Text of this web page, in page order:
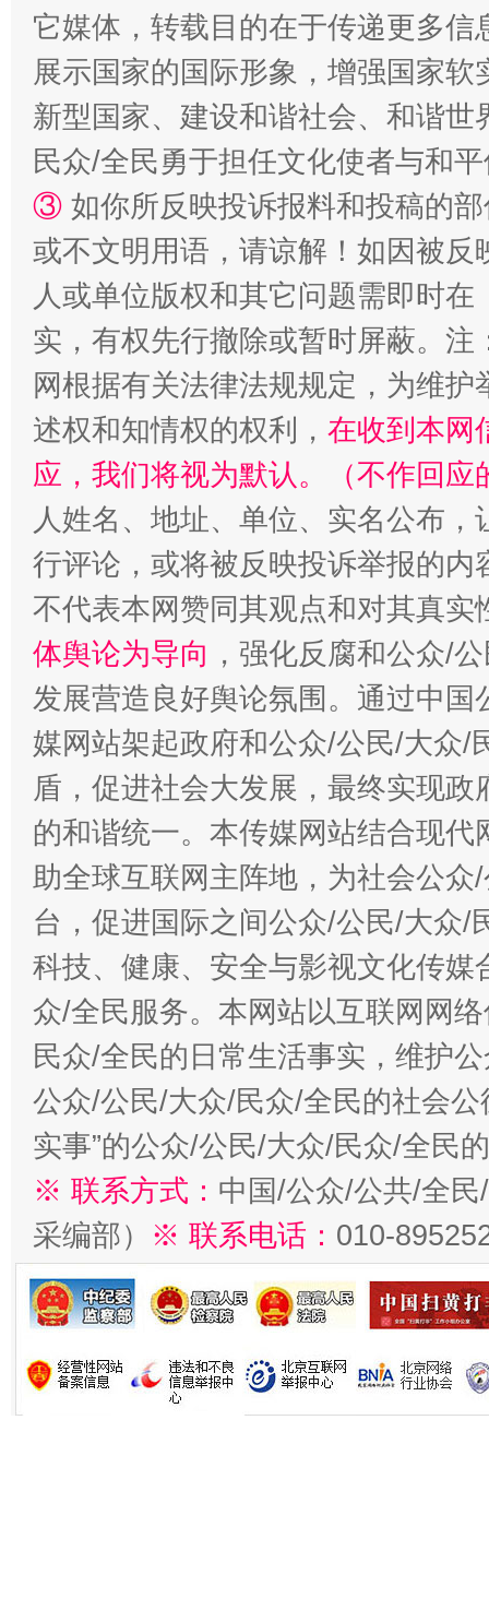
它媒体，转载目的在于传递更多
展示国家的国际形象，增强国家
新型国家、建设和谐社会、和谐
民众/全民勇于担任文化使者与和
③ 如你所反映投诉报料和投稿的
或不文明用语，请谅解！如因被
人或单位版权和其它问题需即时在
实，有权先行撤除或暂时屏蔽。
网根据有关法律法规规定，为维
述权和知情权的权利， 在收到本网
应，我们将视为默认。（不作回应
人姓名、地址、单位、实名公布
行评论，或将被反映投诉举报的
不代表本网赞同其观点和对其真实
体舆论为导向 ，强化反腐和公众/
发展营造良好舆论氛围。通过中
媒网站架起政府和公众/公民/大众/
盾，促进社会大发展，最终实现
的和谐统一。本传媒网站结合现
助全球互联网主阵地，为社会公
台，促进国际之间公众/公民/大众/
科技、健康、安全与影视文化传
众/全民服务。本网站以互联网网
民众/全民的日常生活事实，维护
公众/公民/大众/民众/全民的社会公
实事”的公众/公民/大众/民众/全民
※ 联系方式： 中国/公众/公共/全
采编部） ※ 联系电话： 010-